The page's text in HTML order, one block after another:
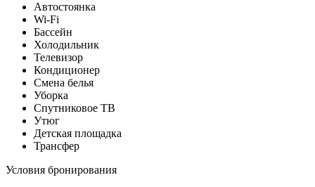
Автостоянка
Wi-Fi
Бассейн
Холодильник
Телевизор
Кондиционер
Смена белья
Уборка
Спутниковое ТВ
Утюг
Детская площадка
Трансфер
Условия бронирования